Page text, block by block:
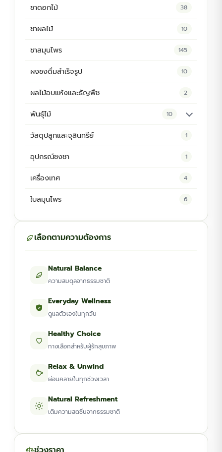
ชาดอกไม้ 38
ชาผลไม้ 10
ชาสมุนไพร 145
ผงชงดื่มสำเร็จรูป 10
ผลไม้อบแห้งและธัญพืช 2
พันธุ์ไม้ 10
ต้นพันธุ์สมุนไพร 5
วัสดุปลูกและจุลินทรีย์ 1
อุปกรณ์ชงชา 1
เครื่องเทศ 4
ใบสมุนไพร 6
เลือกตามความต้องการ
Natural Balance
ความสมดุลจากธรรมชาติ
Everyday Wellness
ดูแลตัวเองในทุกวัน
Healthy Choice
ทางเลือกสำหรับผู้รักสุขภาพ
Relax & Unwind
ผ่อนคลายในทุกช่วงเวลา
Natural Refreshment
เติมความสดชื่นจากธรรมชาติ